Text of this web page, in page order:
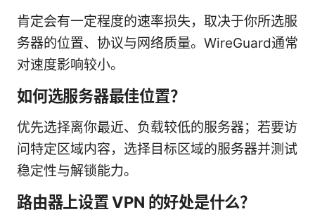
肯定会有一定程度的速率损失，取决于你所选服
务器的位置、协议与网络质量。WireGuard通常
对速度影响较小。
如何选服务器最佳位置？
优先选择离你最近、负载较低的服务器；若要访
问特定区域内容，选择目标区域的服务器并测试
稳定性与解锁能力。
路由器上设置 VPN 的好处是什么？